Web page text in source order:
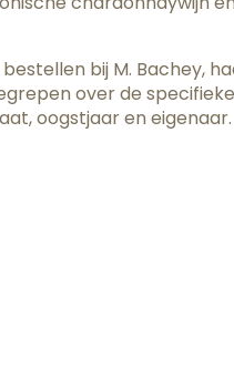
bij M. Bachey,
over de specifieke
oogstjaar en eigenaar.